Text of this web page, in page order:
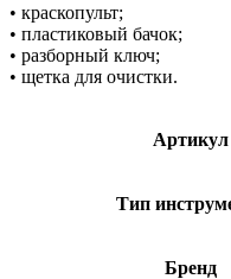
• краскопульт;
• пластиковый бачок;
• разборный ключ;
• щетка для очистки.
Артикул
Тип
Бренд